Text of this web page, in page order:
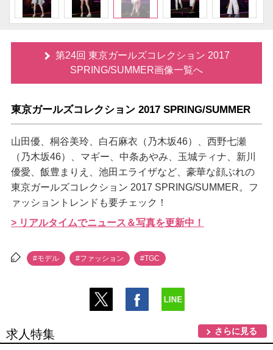
第24回 東京ガールズコレクション 2017
SPRING/SUMMER画像一覧へ
東京ガールズコレクション 2017 SPRING/SUMMER
山田優、桐谷美玲、白石麻衣（乃木坂46）、西野七瀬
（乃木坂46）、マギー、中条あやみ、玉城ティナ、新川
優愛、飯豊まりえ、池田エライザなど、豪華な顔ぶれの
東京ガールズコレクション 2017 SPRING/SUMMER。フ
ァッショントレンドも要チェック！
> リアルタイムでニュース＆写真を更新中！
#モデル #ファッション #TGC
求人特集 さらに見る